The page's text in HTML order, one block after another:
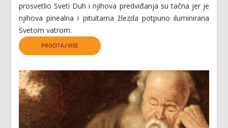
prosvetlio Sveti Duh i njihova predviđanja su tačna jer je
njihova pinealna i pituitarna žlezda potpuno iluminirana
Svetom vatrom.
PROČITAJ VIŠE